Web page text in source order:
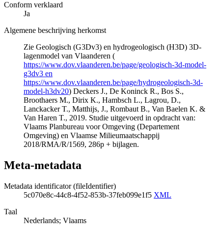
Conform verklaard
Ja
Algemene beschrijving herkomst
Zie Geologisch (G3Dv3) en hydrogeologisch (H3D) 3D-
lagenmodel van Vlaanderen (
https://www.dov.vlaanderen.be/page/geologisch-3d-model-
g3dv3 en
https://www.dov.vlaanderen.be/page/hydrogeologisch-3d-
model-h3dv20) Deckers J., De Koninck R., Bos S.,
Broothaers M., Dirix K., Hambsch L., Lagrou, D.,
Lanckacker T., Matthijs, J., Rombaut B., Van Baelen K. &
Van Haren T., 2019. Studie uitgevoerd in opdracht van:
Vlaams Planbureau voor Omgeving (Departement
Omgeving) en Vlaamse Milieumaatschappij
2018/RMA/R/1569, 286p + bijlagen.
Meta-metadata
Metadata identificator (fileIdentifier)
5c070e8c-44c8-4f52-853b-37feb099e1f5 XML
Taal
Nederlands; Vlaams